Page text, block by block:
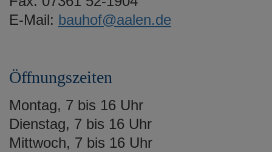
E-Mail: bauhof@aalen.de
Öffnungszeiten
Montag, 7 bis 16 Uhr
Dienstag, 7 bis 16 Uhr
Mittwoch, 7 bis 16 Uhr